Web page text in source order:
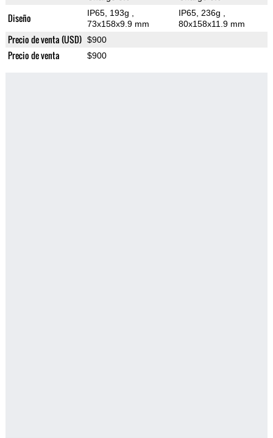
Diseño IP65, 193g
73x158x9.9 mm
IP65, 236g
80x158x11.9 mm
Precio de venta (USD) $900
Precio de venta $900